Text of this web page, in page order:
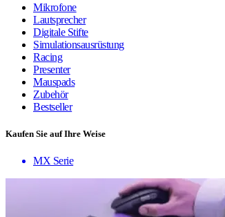
Mikrofone
Lautsprecher
Digitale Stifte
Simulationsausrüstung
Racing
Presenter
Mauspads
Zubehör
Bestseller
Kaufen Sie auf Ihre Weise
MX Serie